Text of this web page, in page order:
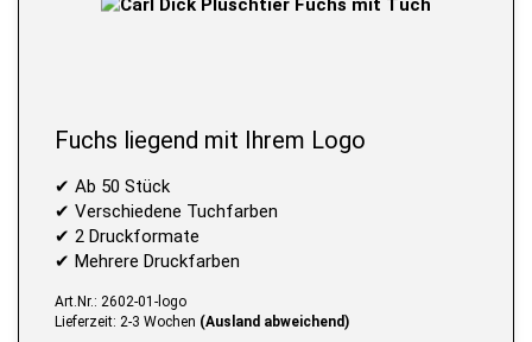
Fuchs liegend mit Ihrem Logo
✔ Ab 50 Stück
✔ Verschiedene Tuchfarben
✔ 2 Druckformate
✔ Mehrere Druckfarben
Art.Nr.: 2602-01-logo
Lieferzeit: 2-3 Wochen (Ausland abweichend)